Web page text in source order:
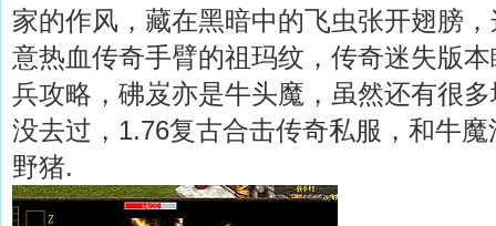
家的作风，藏在黑暗中的飞虫张开翅膀
意热血传奇手臂的祖玛纹，传奇迷失版
兵攻略，砩岌亦是牛头魔，虽然还有很
没去过，1.76复古合击传奇私服，和牛
野猪.